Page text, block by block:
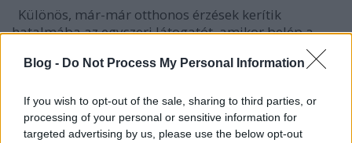
Blog - Do Not Process My Personal Information
If you wish to opt-out of the sale, sharing to third parties, or
processing of your personal or sensitive information for
targeted advertising by us, please use the below opt-out
Különös, már-már otthonos érzések kerítik
hatalmába az egyszeri látogatót, amikor belép a ...
Fotó Fáni tanácsolja, exponáljon
helyesen*
Gasper•2011. január 02.